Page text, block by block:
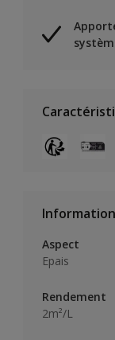
Aspect
Epais
Rendement
2m²/L